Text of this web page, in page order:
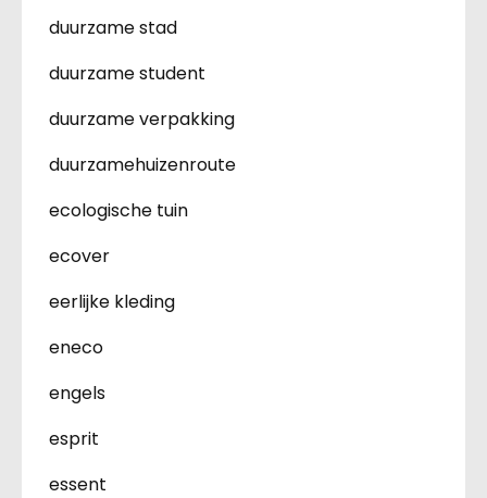
duurzame stad
duurzame student
duurzame verpakking
duurzamehuizenroute
ecologische tuin
ecover
eerlijke kleding
eneco
engels
esprit
essent